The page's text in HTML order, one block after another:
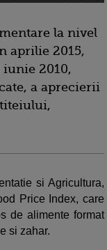
la nivel
aprilie 2015,
2010,
a aprecierii
si Agricultura,
Price Index, care
de alimente format
si zahar.